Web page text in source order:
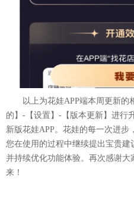
以上为花娃APP端本周更新的
的】-【设置】-【版本更新】进行
新版花娃APP。花娃的每一次进
您在使用的过程中继续提出宝贵建
并持续优化功能体验。再次感谢
来！